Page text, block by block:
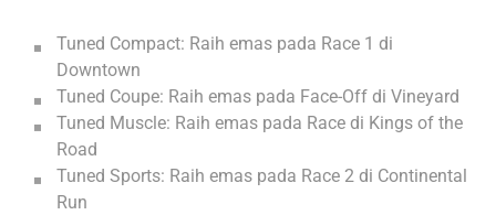
Tuned Compact: Raih emas pada Race 1 di
Downtown
Tuned Coupe: Raih emas pada Face-Off di Vineyard
Tuned Muscle: Raih emas pada Race di Kings of the
Road
Tuned Sports: Raih emas pada Race 2 di Continental
Run